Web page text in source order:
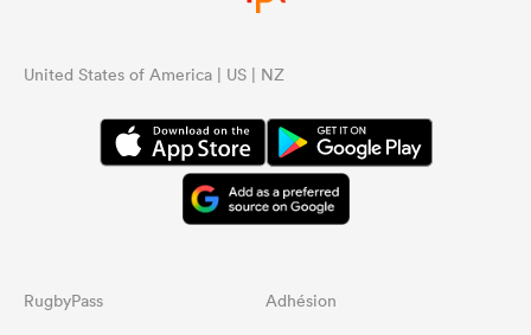
United States of America | US | NZ
RugbyPass Adhésion